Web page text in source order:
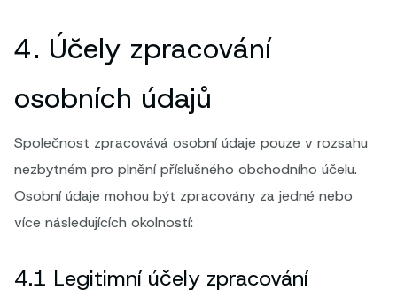
4. Účely zpracování
osobních údajů
Společnost zpracovává osobní údaje pouze v rozsahu
nezbytném pro plnění příslušného obchodního účelu.
Osobní údaje mohou být zpracovány za jedné nebo
více následujících okolností:
4.1 Legitimní účely zpracování